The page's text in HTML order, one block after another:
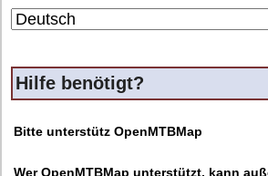
Hilfe benötigt?
Bitte unterstütz OpenMTBMap
Wer OpenMTBMap unterstützt, kann